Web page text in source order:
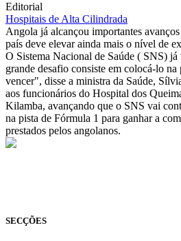
Editorial
Hospitais de Alta Cilindrada
Angola já alcançou importantes
país deve elevar ainda mais o nível de
O Sistema Nacional de Saúde ( SNS)
grande desafio consiste em colocá-lo
vencer", disse a ministra da Saúde,
aos funcionários do Hospital dos
Kilamba, avançando que o SNS vai
na pista de Fórmula 1 para ganhar a
prestados pelos angolanos.
SECÇÕES